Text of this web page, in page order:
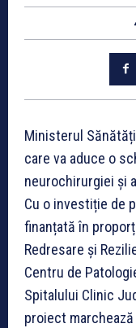
Ministerul
care va aduce o
neurochirurgiei și
Cu o investiție de
finanțată în
Redresare și
Centru de
Spitalului Clinic
proiect